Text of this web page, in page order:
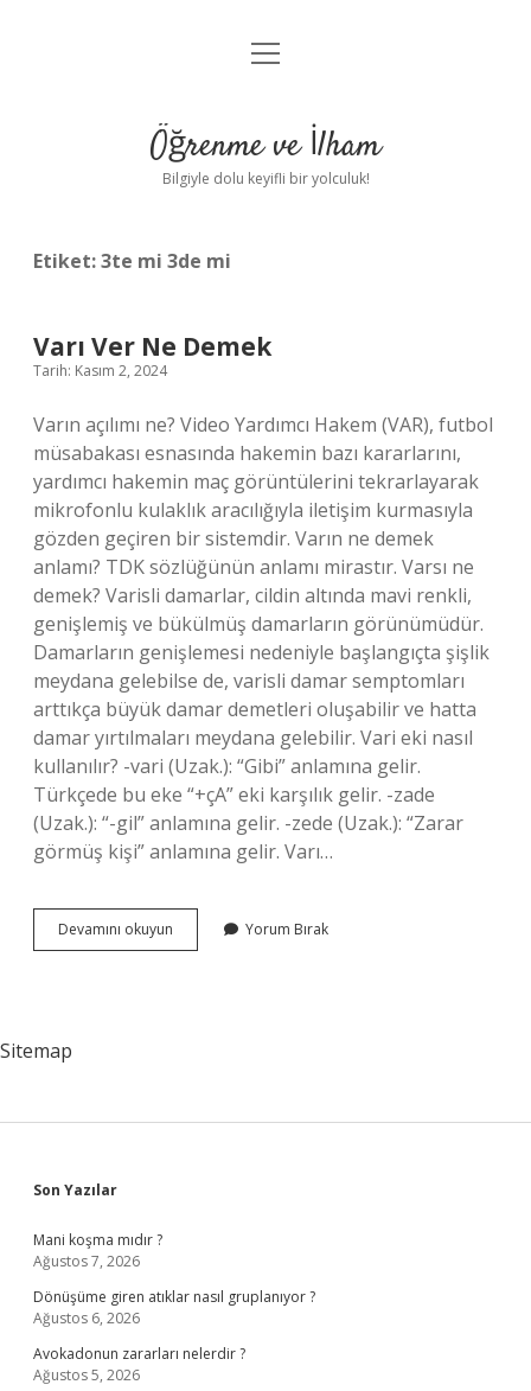
Anasayfa
Yasal Uyarı
menüyü
Öğrenme ve İlham
Bilgiyle dolu keyifli bir yolculuk!
Etiket:3te mi 3de mi
Varı Ver Ne Demek
Tarih: Kasım 2, 2024
Varın açılımı ne? Video Yardımcı Hakem (VAR), futbol
müsabakası esnasında hakemin bazı kararlarını,
yardımcı hakemin maç görüntülerini tekrarlayarak
mikrofonlu kulaklık aracılığıyla iletişim kurmasıyla
gözden geçiren bir sistemdir. Varın ne demek
anlamı? TDK sözlüğünün anlamı mirastır. Varsı ne
demek? Varisli damarlar, cildin altında mavi renkli,
genişlemiş ve bükülmüş damarların görünümüdür.
Damarların genişlemesi nedeniyle başlangıçta şişlik
meydana gelebilse de, varisli damar semptomları
arttıkça büyük damar demetleri oluşabilir ve hatta
damar yırtılmaları meydana gelebilir. Vari eki nasıl
kullanılır? -vari (Uzak.): “Gibi” anlamına gelir.
Türkçede bu eke “+çA” eki karşılık gelir. -zade
(Uzak.): “-gil” anlamına gelir. -zede (Uzak.): “Zarar
görmüş kişi” anlamına gelir. Varı…
Devamını okuyun
Ver
Yorum Bırak
Sitemap
Sidebar
Son Yazılar
Mani koşma mıdır ?
Ağustos 7, 2026
Dönüşüme giren atıklar nasıl gruplanıyor ?
Ağustos 6, 2026
Avokadonun zararları nelerdir ?
Ağustos 5, 2026